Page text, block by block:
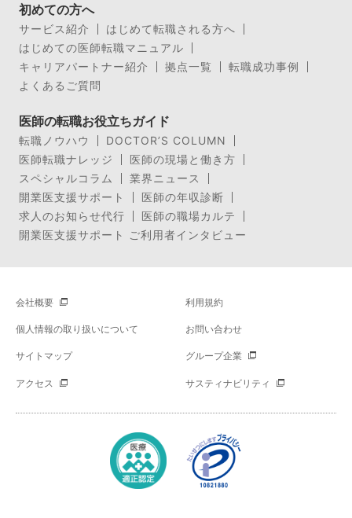
初めての方へ
サービス紹介
はじめて転職される方へ
はじめての医師転職マニュアル
キャリアパートナー紹介
拠点一覧
転職成功事例
よくあるご質問
医師の転職お役立ちガイド
転職ノウハウ
DOCTOR’S COLUMN
医師転職ナレッジ
医師の現場と働き方
スペシャルコラム
業界ニュース
開業医支援サポート
医師の年収診断
求人のお知らせ代行
医師の職場カルテ
開業医支援サポート ご利用者インタビュー
会社概要 利用規約
個人情報の取り扱いについて お問い合わせ
サイトマップ グループ企業
アクセス サスティナビリティ